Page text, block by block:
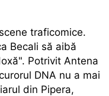
traficomice.
Becali să aibă
Potrivit Antena
DNA nu a mai
din Pipera,